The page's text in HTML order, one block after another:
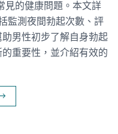
見的健康問題。本文詳
監測夜間勃起次數、評
男性初步了解自身勃起
重要性，並介紹有效的